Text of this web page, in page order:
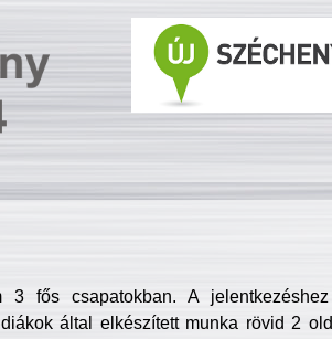
3 fős csapatokban. A
által elkészített munka rövid 2